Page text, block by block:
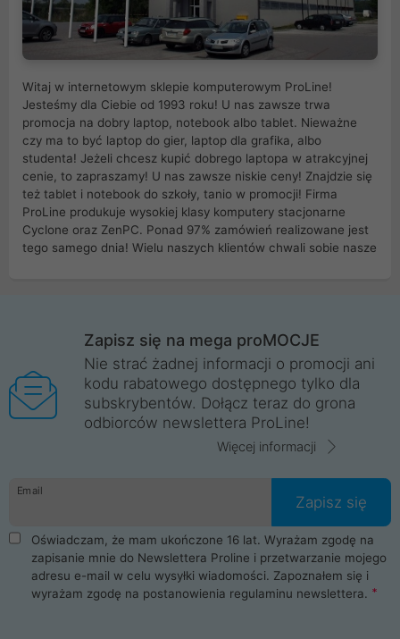
Witaj w internetowym sklepie komputerowym ProLine!
Jesteśmy dla Ciebie od 1993 roku! U nas zawsze trwa
promocja na dobry laptop, notebook albo tablet. Nieważne
czy ma to być laptop do gier, laptop dla grafika, albo
studenta! Jeżeli chcesz kupić dobrego laptopa w atrakcyjnej
cenie, to zapraszamy! U nas zawsze niskie ceny! Znajdzie się
też tablet i notebook do szkoły, tanio w promocji! Firma
ProLine produkuje wysokiej klasy komputery stacjonarne
Cyclone oraz ZenPC. Ponad 97% zamówień realizowane jest
tego samego dnia! Wielu naszych klientów chwali sobie nasze
Wrocław, Poznań, Legnica, Katowice, Gliwice, Kalisz, Bytom,
Trzebnica, Opole. Szybka i profesjonalna obsługa!
ProLine to polska firma ze 100% polskim kapitałem. Działamy
legalnie i płacimy podatki w naszym kraju! Posiadamy siedzibę
główną w Mirkowie oraz salony na terenie kraju. Cała
komunikacja ze sklepem komputerowym ProLine jest
danych osobowych. Dlatego zakup notebooka albo laptopa w
ProLine to czysta przyjemność i pełne bezpieczeństwo.
Zaopatrzysz się u nas w akcesoria i części komputerowe
takie jak procesory, karty graficzne, płyty główne, pamięci,
dyski SSD, M.2 oraz HDD. Nasi pracownicy pomogą Ci wybrać
najlepszy zasilacz komputerowy oraz obudowę do komputera.
Poza komputerami mamy również najlepsze na rynku
Smartfony takich producentów jak Xiaomi, Apple, Samsung i
Zapisz się na mega proMOCJE
Nie strać żadnej informacji o promocji ani
kodu rabatowego dostępnego tylko dla
subskrybentów. Dołącz teraz do grona
odbiorców newslettera ProLine!
Więcej informacji
Email
Zapisz się
Oświadczam, że mam ukończone 16 lat. Wyrażam zgodę na
zapisanie mnie do Newslettera Proline i przetwarzanie mojego
adresu e-mail w celu wysyłki wiadomości. Zapoznałem się i
wyrażam zgodę na postanowienia regulaminu newslettera.